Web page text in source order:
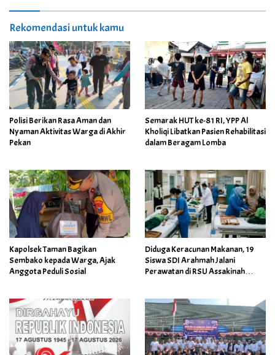
Rekomendasi untuk kamu
Polisi Berikan Rasa Aman dan
Nyaman Aktivitas Warga di Akhir
Pekan
Semarak HUT ke-81 RI, YPP Al
Kholiqi Libatkan Pasien Rehabilitasi
dalam Beragam Lomba
Kapolsek Taman Bagikan
Sembako kepada Warga, Ajak
Anggota Peduli Sosial
Diduga Keracunan Makanan, 19
Siswa SDI Arahmah Jalani
Perawatan di RSU Assakinah